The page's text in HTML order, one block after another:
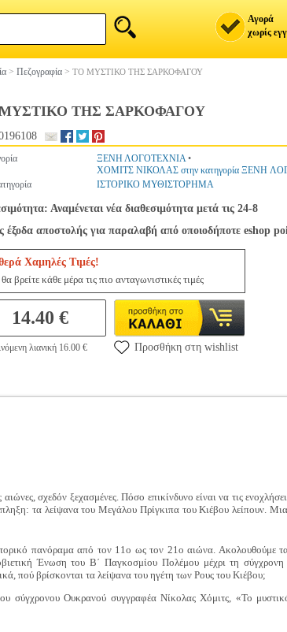
Αγορά
χωρίς
> Πεζογραφία > ΤΟ ΜΥΣΤΙΚΟ ΤΗΣ ΣΑΡΚΟΦΑΓΟΥ
ΤΗΣ ΣΑΡΚΟΦΑΓΟΥ
ΞΕΝΗ ΛΟΓΟΤΕΧΝΙΑ•
ΧΟΜΙΤΣ ΝΙΚΟΛΑΣ στην κατηγορία ΞΕΝΗ
ΙΣΤΟΡΙΚΟ ΜΥΘΙΣΤΟΡΗΜΑ
Αναμένεται νέα διαθεσιμότητα μετά τις 24-8
έξοδα αποστολής για παραλαβή από οποιοδήποτε eshop
Χαμηλές Τιμές!
βρείτε κάθε μέρα τις πιο ανταγωνιστικές τιμές
14.40 €
λιανική 16.00 € Προσθήκη στη wishlist
αιώνες, σχεδόν ξεχασμένες. Πόσο επικίνδυνο είναι να τις
τα λείψανα του Μεγάλου Πρίγκιπα του Κιέβου λείπουν.
πανόραμα από τον 11ο ως τον 21ο αιώνα.
Ένωση του Β΄ Παγκοσμίου Πολέμου μέχρι τη
πού βρίσκονται τα λείψανα του ηγέτη των Ρους του Κιέβου;
σύγχρονου Ουκρανού συγγραφέα Νίκολας Χόμιτς, «Το